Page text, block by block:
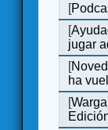
[
[
jugar
[
ha
[